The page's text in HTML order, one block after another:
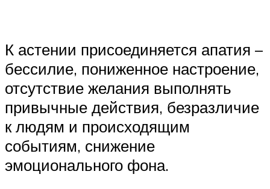
К астении присоединяется апатия –
бессилие, пониженное настроение,
отсутствие желания выполнять
привычные действия, безразличие
к людям и происходящим
событиям, снижение
эмоционального фона.